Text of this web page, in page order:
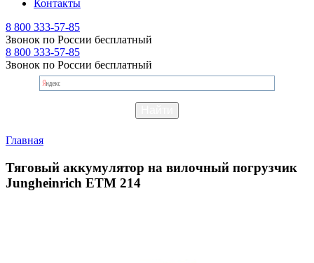
Контакты
8 800 333-57-85
Звонок по России бесплатный
8 800 333-57-85
Звонок по России бесплатный
Главная
Тяговый аккумулятор на вилочный погрузчик
Jungheinrich ETM 214